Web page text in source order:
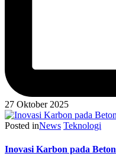
27 Oktober 2025
Posted inNews Teknologi
Inovasi Karbon pada Beton